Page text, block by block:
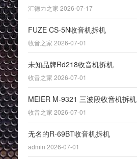
汇德力之家 2026-07-17
FUZE CS-5N收音机拆机
收音之家 2026-07-01
未知品牌Rd218收音机拆机
收音之家 2026-07-01
MEIER M-9321 三波段收音机拆机
收音之家 2026-07-01
无名的R-69BT收音机拆机
admin 2026-07-01